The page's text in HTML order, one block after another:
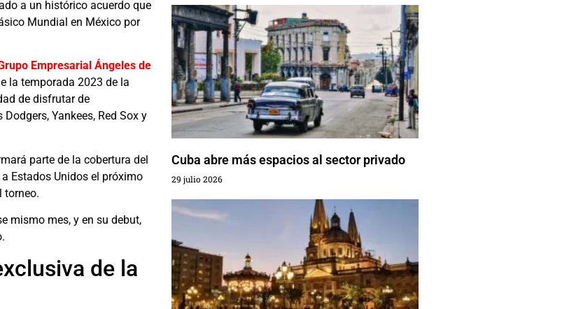
a un histórico acuerdo que
Mundial en México por
Empresarial Ángeles de
la temporada 2023 de la
de disfrutar de
Yankees, Red Sox y
parte de la cobertura del
Estados Unidos el próximo
torneo.
mismo mes, y en su debut,
de la
Cuba abre más espacios al sector privado
29 julio 2026